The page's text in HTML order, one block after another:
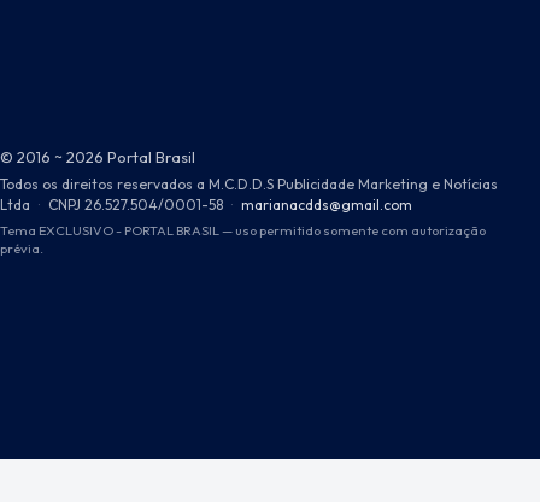
© 2016 ~ 2026 Portal Brasil
Todos os direitos reservados a M.C.D.D.S Publicidade Marketing e Notícias
Ltda · CNPJ 26.527.504/0001-58 · marianacdds@gmail.com
Tema EXCLUSIVO - PORTAL BRASIL — uso permitido somente com autorização
prévia.